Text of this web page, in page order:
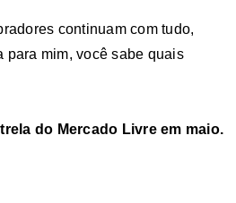
continuam com tudo,
para mim, você sabe quais
do Mercado Livre em maio.